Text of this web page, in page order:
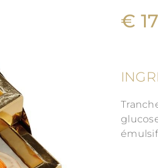
€